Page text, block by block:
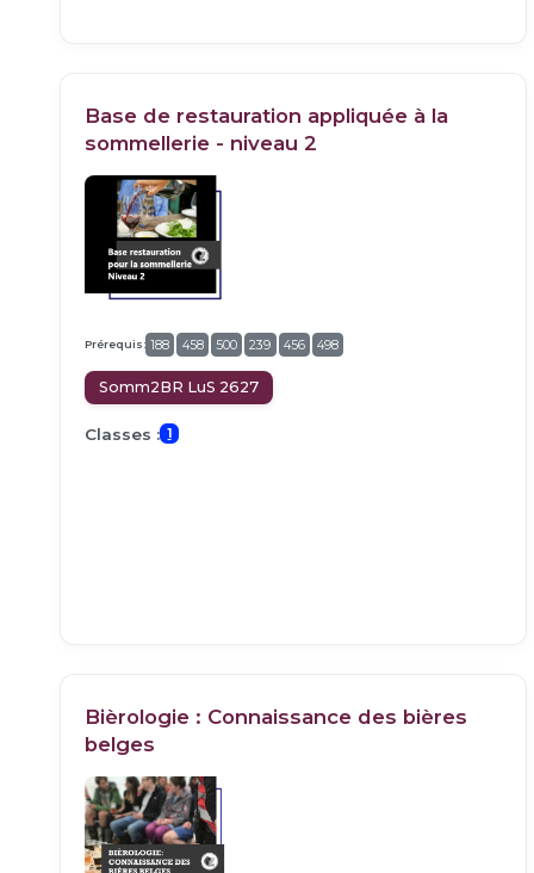
Base de restauration appliquée à la
sommellerie - niveau 2
Prérequis: 188 458 500 239 456 498
Somm2BR LuS 2627
Classes : 1
Bièrologie : Connaissance des bières
belges